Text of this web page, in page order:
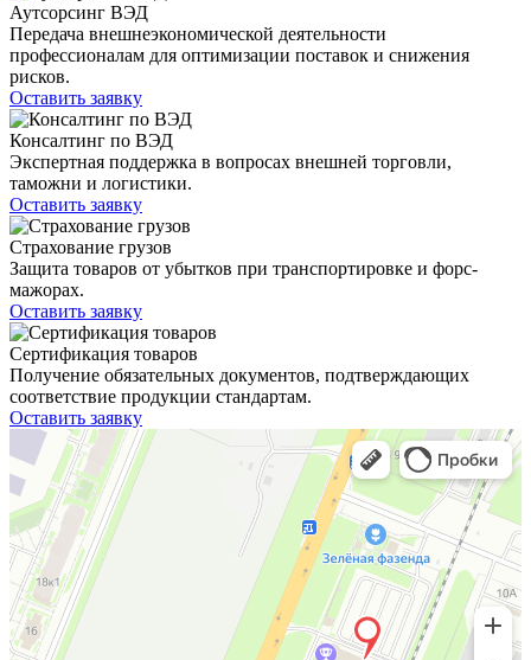
Аутсорсинг ВЭД
Передача внешнеэкономической деятельности
профессионалам для оптимизации поставок и снижения
рисков.
Оставить заявку
Консалтинг по ВЭД
Экспертная поддержка в вопросах внешней торговли,
таможни и логистики.
Оставить заявку
Страхование грузов
Защита товаров от убытков при транспортировке и форс-
мажорах.
Оставить заявку
Сертификация товаров
Получение обязательных документов, подтверждающих
соответствие продукции стандартам.
Оставить заявку